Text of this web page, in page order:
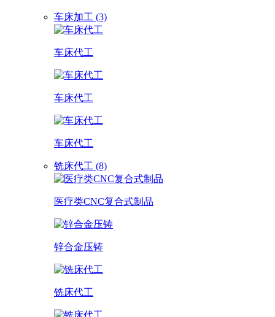
车床加工 (3)
车床代工
车床代工
车床代工
铣床代工 (8)
医疗类CNC复合式制品
锌合金压铸
铣床代工